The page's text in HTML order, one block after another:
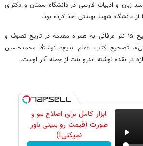
زبان و ادبیات فارسی در دانشگاه سمنان و دکترای
از دانشگاه شهید بهشتی اخذ کرده بود.
«دفتر صوفی/ شرح و توضیح ۱۵ نثر عرفانی به همراه مقدمه در تاریخ تصوف و
تصحیح کتاب «علم بدیع» نوشتۀ محمدحسین
در نقد» نوشته اندرو بنت از جمله آثار اوست.
ابزار کامل برای اصلاح مو و
صورت (قیمت رو ببینی باور
نمیکنی!)